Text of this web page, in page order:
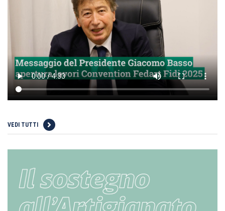
VEDI TUTTI